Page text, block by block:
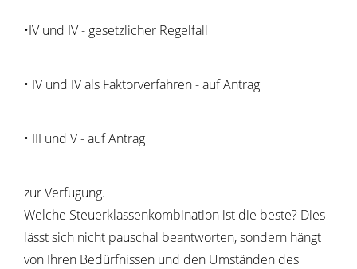
•IV und IV - gesetzlicher Regelfall
• IV und IV als Faktorverfahren - auf Antrag
• III und V - auf Antrag
zur Verfügung.
Welche Steuerklassenkombination ist die beste? Dies
lässt sich nicht pauschal beantworten, sondern hängt
von Ihren Bedürfnissen und den Umständen des